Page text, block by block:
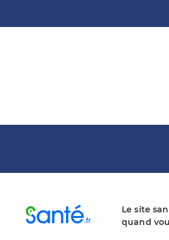
Le site
quand